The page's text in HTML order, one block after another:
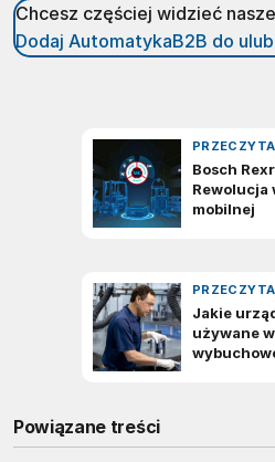
Chcesz częściej widzieć
Dodaj AutomatykaB2B do
Powiązane treści